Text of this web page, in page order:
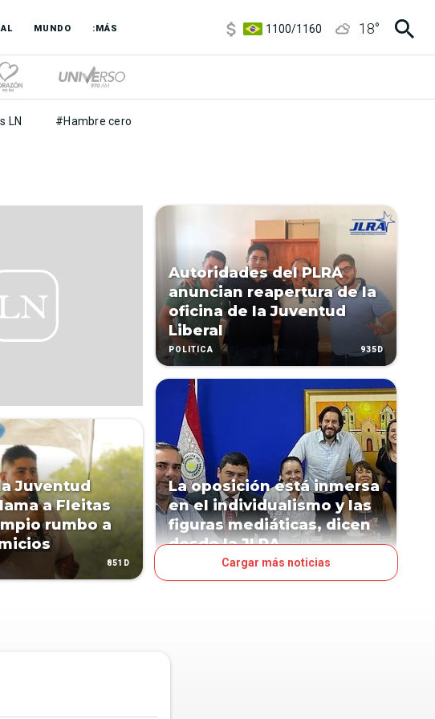
MUNDO :MÁS
1100/1160
18°
LN #Hambre cero
Juventud
a Fleitas
rumbo a
851D
Autoridades del PLRA
anuncian reapertura de la
oficina de la Juventud
Liberal
POLÍTICA 935D
La oposición está inmersa
en el individualismo y las
figuras mediáticas, dicen
desde la JLRA
Cargar más noticias